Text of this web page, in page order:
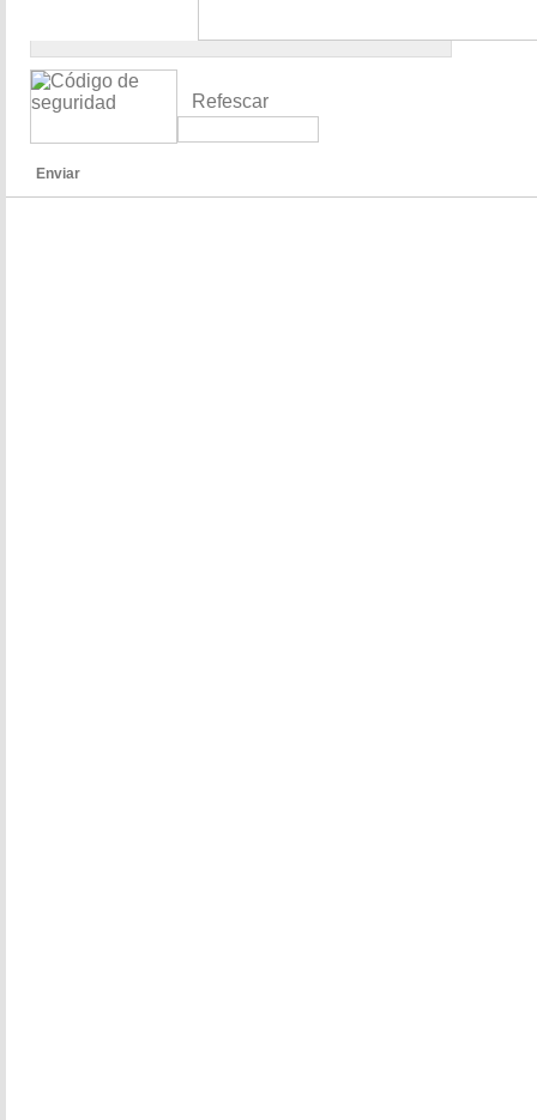
Refescar
Enviar